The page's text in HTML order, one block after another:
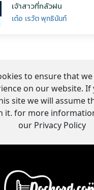
เจ้าสาวที่กลัวฝน
เต๋อ เรวัต พุทธินันท์
to ensure that
on our website.
site we will assume
it. for more
our Privacy Policy